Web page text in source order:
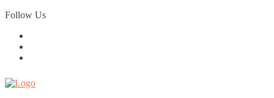
Skip
to
Follow Us